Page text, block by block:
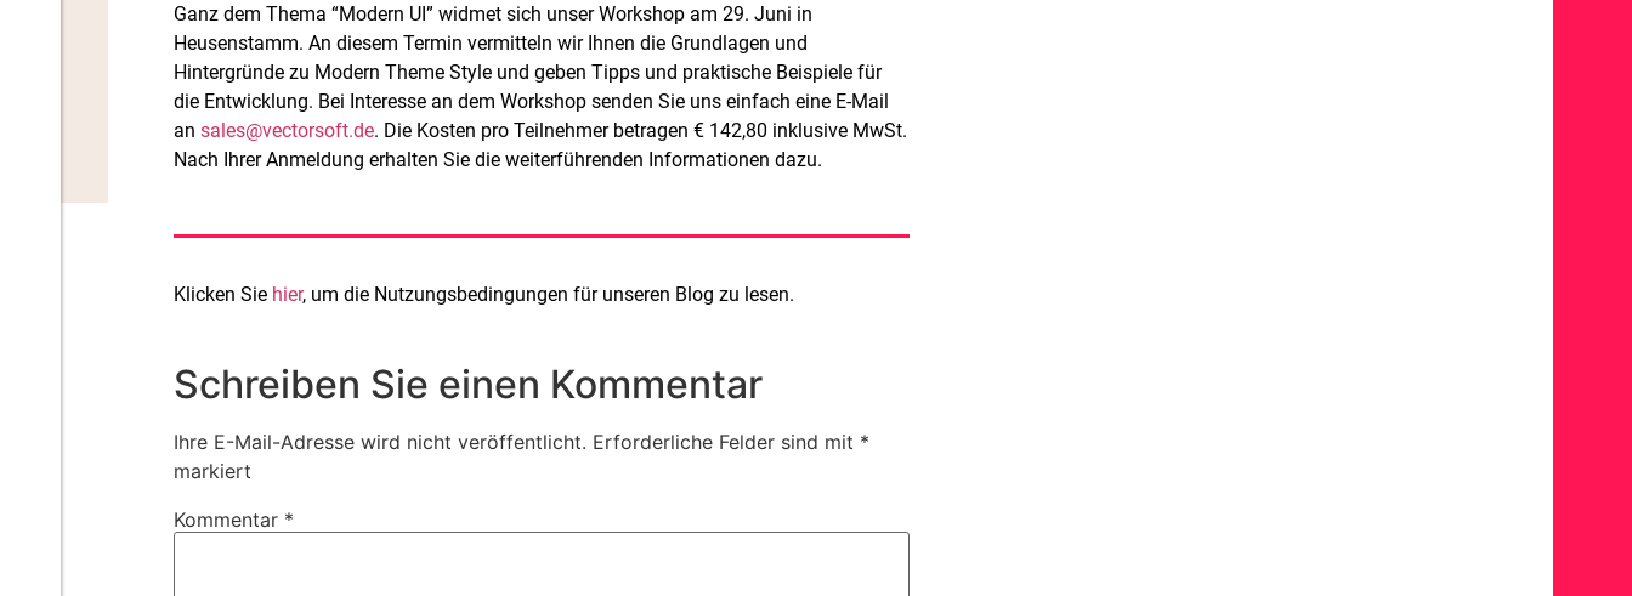
Ganz dem Thema “Modern UI” widmet sich unser Workshop am 29. Juni in
Heusenstamm. An diesem Termin vermitteln wir Ihnen die Grundlagen und
Hintergründe zu Modern Theme Style und geben Tipps und praktische Beispiele für
die Entwicklung. Bei Interesse an dem Workshop senden Sie uns einfach eine E-Mail
ansales@vectorsoft.de. Die Kosten pro Teilnehmer betragen € 142,80 inklusive MwSt.
Nach Ihrer Anmeldung erhalten Sie die weiterführenden Informationen dazu.
Klicken Sie hier, um die Nutzungsbedingungen für unseren Blog zu lesen.
Schreiben Sie einen Kommentar
Ihre E-Mail-Adresse wird nicht veröffentlicht. Erforderliche Felder sind mit *
markiert
Kommentar *